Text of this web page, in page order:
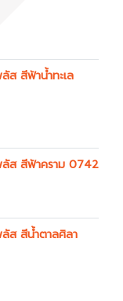
ส สีฟ้าน้ำทะเล
ลัส สีฟ้าคราม 0742
ลัส สีน้ำตาลศิลา